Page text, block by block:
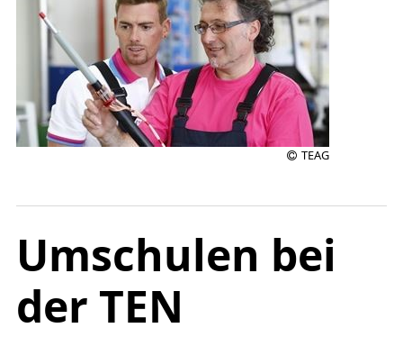
TEAG
Umschulen bei
der TEN